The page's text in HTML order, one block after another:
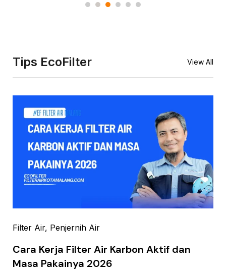
Tips EcoFilter View All
Filter Air, Penjernih Air
Cara Kerja Filter Air Karbon Aktif dan
Masa Pakainya 2026